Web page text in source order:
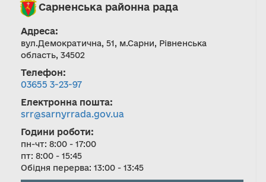
Сарненська районна рада
Адреса:
вул.Демократична, 51, м.Сарни, Рівненська
область, 34502
Телефон:
03655 3-23-97
Електронна пошта:
srr@sarnyrrada.gov.ua
Години роботи:
пн-чт: 8:00 - 17:00
пт: 8:00 - 15:45
Обідня перерва: 13:00 - 13:45